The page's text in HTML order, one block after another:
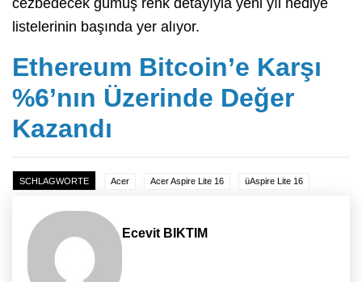
listelerinin başında yer alıyor.
Ethereum Bitcoin’e Karşı
%6’nın Üzerinde Değer
Kazandı
SCHLAGWORTE Acer Acer Aspire Lite 16 üAspire Lite 16
Ecevit BIKTIM